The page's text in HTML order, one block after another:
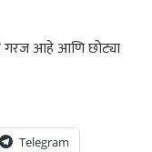
गरज आहे आणि छोट्या
Telegram